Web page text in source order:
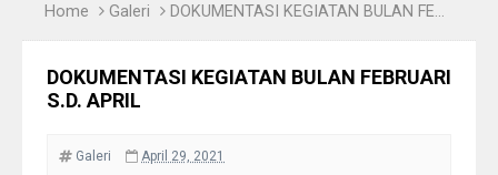
Home Galeri DOKUMENTASI KEGIATAN BULAN FEBRUARI S.D. APRIL
DOKUMENTASI KEGIATAN BULAN FEBRUARI
S.D. APRIL
Galeri April 29, 2021